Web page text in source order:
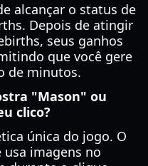
alcançar o status de
Depois de atingir
seus ganhos
que você gere
de minutos.
"Mason" ou
clico?
única do jogo. O
imagens no